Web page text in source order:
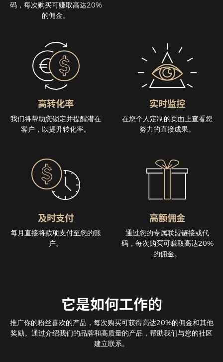
码，每次购买可赚取高达20%
的佣金。
高转化率
我们将帮助您锁定并提醒潜在
客户，以提升转化率。
实时监控
在您个人定制的页面上查看您
努力的直接成果。
及时支付
每月直接将款项支付至您的账
户。
高额佣金
通过您的专属联盟链接或代
码，每次购买可赚取高达20%
的佣金。
它是如何工作的
推广你的粉丝喜欢的产品，每次购买可获得高达20%的佣金和其他
奖励。通过介绍我们的品牌和高质量的产品，帮助我们与您的社区
建立联系。